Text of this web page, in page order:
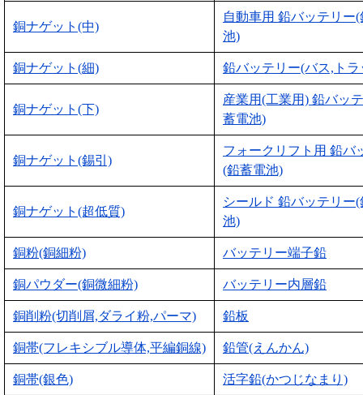
銅ナゲット(中)
自動車用 鉛バッテリー
池)
銅ナゲット(細) 鉛バッテリー(バス,トラ
銅ナゲット(下)
産業用(工業用) 鉛バッ
蓄電池)
銅ナゲット(錫引)
フォークリフト用 鉛バ
(鉛蓄電池)
銅ナゲット(超低質)
シールド 鉛バッテリー
池)
銅粉(銅細粉) バッテリー端子鉛
銅パウダー(銅微細粉) バッテリー内層鉛
銅削粉(切削屑,ダライ粉,パーマ) 鉛板
銅帯(フレキシブル導体,平編銅線) 鉛管(えんかん)
銅帯(銀色) 活字鉛(かつじなまり)